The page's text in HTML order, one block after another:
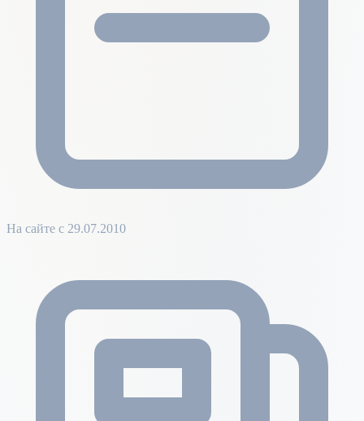
На сайте с 29.07.2010